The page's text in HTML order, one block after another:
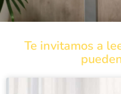
Te invitamos a